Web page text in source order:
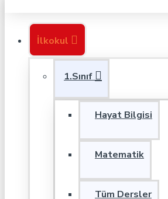
İlkokul
1.Sınıf
Hayat Bilgisi
Matematik
Tüm Dersler